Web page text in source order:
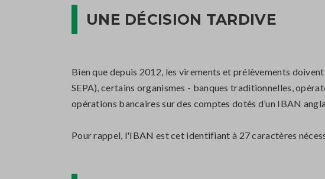
UNE DÉCISION TARDIVE
Bien que depuis 2012, les virements et prélèvements
SEPA), certains organismes - banques traditionnelles,
opérations bancaires sur des comptes dotés d’un IBAN
Pour rappel, l'IBAN est cet identifiant à 27 caractères